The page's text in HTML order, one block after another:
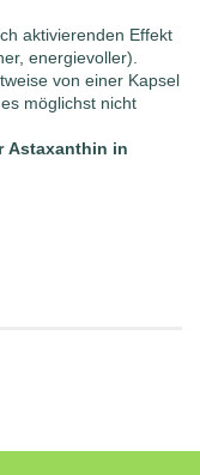
aktivierenden Effekt
energievoller).
von einer Kapsel
möglichst nicht
Astaxanthin in